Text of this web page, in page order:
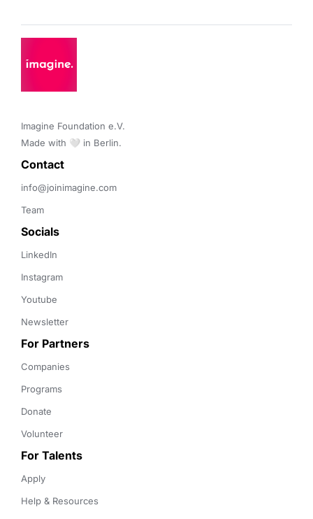
Imagine Foundation e.V.
Made with 🤍 in Berlin.
Contact
info@joinimagine.com
Team
Socials
LinkedIn
Instagram
Youtube
Newsletter
For Partners
Companies
Programs
Donate
Volunteer
For Talents
Apply
Help & Resources